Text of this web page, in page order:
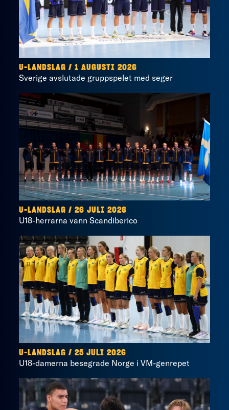
U-LANDSLAG / 1 AUGUSTI 2026
Sverige avslutade gruppspelet med seger
U-LANDSLAG / 26 JULI 2026
U18-herrarna vann Scandiberico
U-LANDSLAG / 25 JULI 2026
U18-damerna besegrade Norge i VM-genrepet